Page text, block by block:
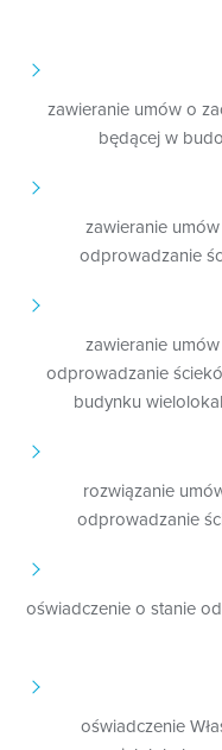
zawieranie umów o
będącej w
zawieranie
odprowadzanie
zawieranie
odprowadzanie
budynku
rozwiązanie
odprowadzanie
oświadczenie o stanie
oświadczenie